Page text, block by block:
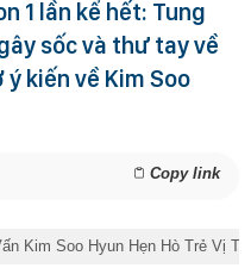
1 lần kể hết: Tung
sốc và thư tay về
kiến về Kim Soo
Copy link
Kim Soo Hyun Hẹn Hò Trẻ Vị